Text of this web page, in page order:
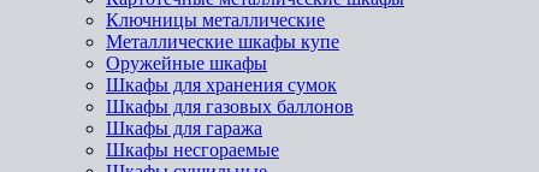
Ключницы металлические
Металлические шкафы купе
Оружейные шкафы
Шкафы для хранения сумок
Шкафы для газовых баллонов
Шкафы для гаража
Шкафы несгораемые